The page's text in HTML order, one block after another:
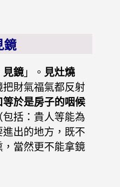
鏡
見鏡」。 見灶燒
把財氣福氣都反射
等於是房子的咽候
包括：貴人等能為
出的地方，既不
當然更不能拿鏡